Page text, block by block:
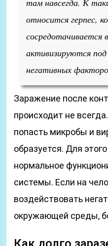
там навсегда. К
относится герпес,
сосредотачивается
активизируются
негативных
Заражение после
происходит не
попасть микробы и
образуется. Для
нормальное
системы. Если на
воздействовать
окружающей среды,